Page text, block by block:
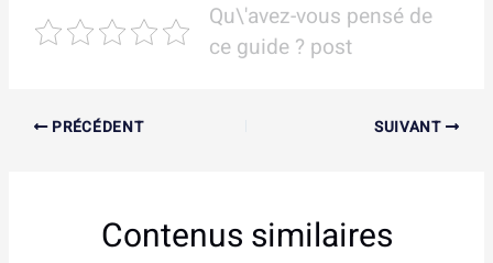
Qu\'avez-vous pensé de
ce guide ? post
PRÉCÉDENT SUIVANT
Contenus similaires